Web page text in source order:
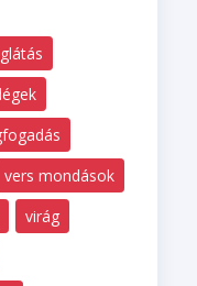
vers mondások
virág